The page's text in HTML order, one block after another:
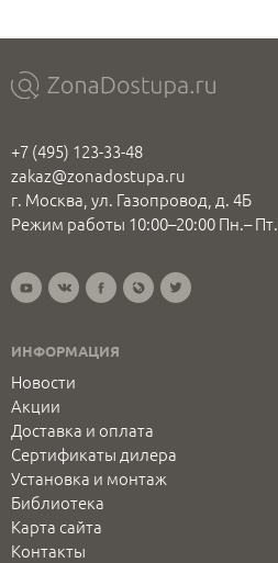
+7 (495) 123-33-48
zakaz@zonadostupa.ru
г. Москва, ул. Газопровод, д. 4Б
Режим работы 10:00–20:00 Пн.– Пт.
ИНФОРМАЦИЯ
Новости
Акции
Доставка и оплата
Сертификаты дилера
Установка и монтаж
Библиотека
Карта сайта
Контакты